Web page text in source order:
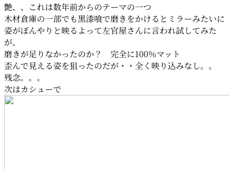
艶、、これは数年前からのテーマの一つ
木材倉庫の一部でも黒漆喰で磨きをかけるとミラーみたいに
姿がぼんやりと映るよって左官屋さんに言われ試してみた
が、
磨きが足りなかったのか？ 完全に100％マット
歪んで見える姿を狙ったのだが・・全く映り込みなし。。
残念。。。
次はカシューで